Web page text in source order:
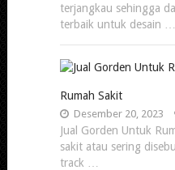
terjangkau sehingga
terbaik untuk desain …
Rumah Sakit
Desember 20, 2023
Jual Gorden Untuk
sakit atau sering
track …